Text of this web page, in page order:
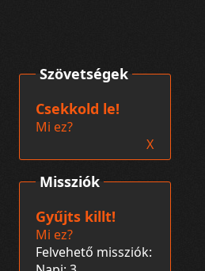
Missziók
Gyűjts killt!
Mi ez?
Felvehető missziók:
Szövetségek
Csekkold le!
Mi ez?
X